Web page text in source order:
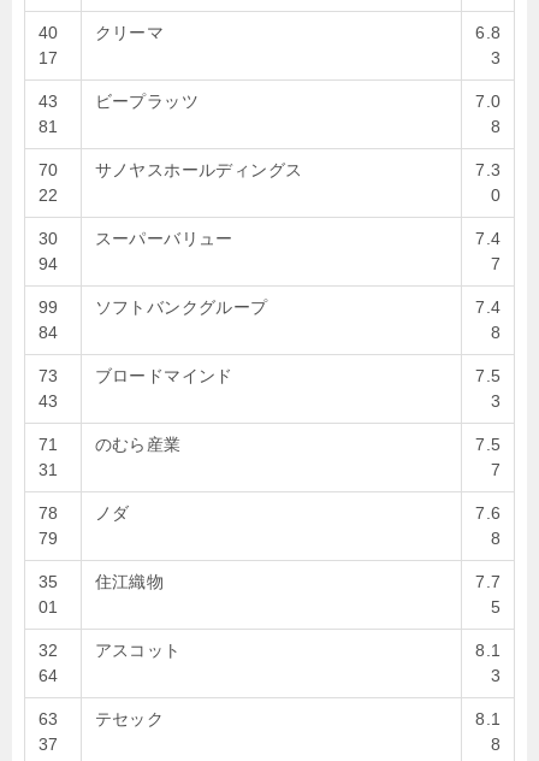
40
17
クリーマ
6.8
3
43
81
ビープラッツ
7.0
8
70
22
サノヤスホールディングス
7.3
0
30
94
スーパーバリュー
7.4
7
99
84
ソフトバンクグループ
7.4
8
73
43
ブロードマインド
7.5
3
71
31
のむら産業
7.5
7
78
79
ノダ
7.6
8
35
01
住江織物
7.7
5
32
64
アスコット
8.1
3
63
37
テセック
8.1
8